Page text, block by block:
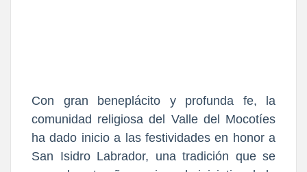
​Con gran beneplácito y profunda fe, la
comunidad religiosa del Valle del Mocotíes
ha dado inicio a las festividades en honor a
San Isidro Labrador, una tradición que se